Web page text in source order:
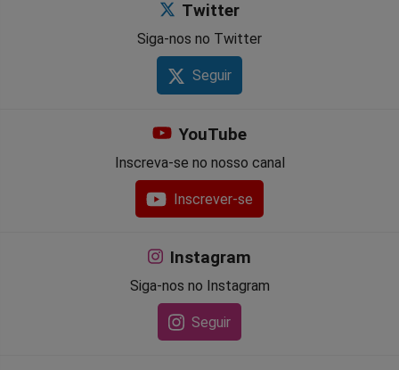
Twitter
Siga-nos no Twitter
Seguir
YouTube
Inscreva-se no nosso canal
Inscrever-se
Instagram
Siga-nos no Instagram
Seguir